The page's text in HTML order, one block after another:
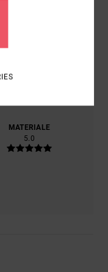
MATERIALE
5.0